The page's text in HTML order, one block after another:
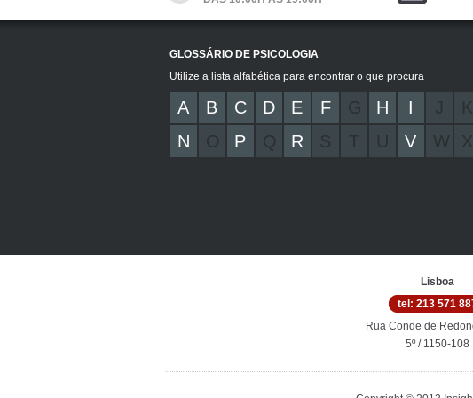
GLOSSÁRIO DE PSICOLOGIA
Utilize a lista alfabética para encontrar o que procura
A B C D E F G H I K
N
O P Q R S V W X
Lisboa
tel: 213 571
Rua Conde de
5º / 1150-108